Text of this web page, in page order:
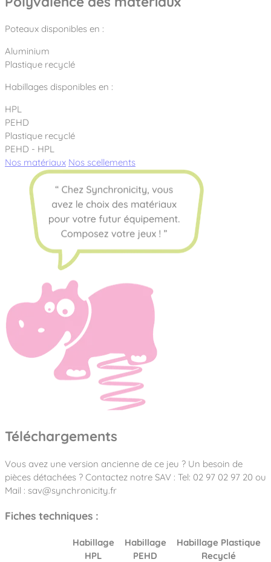
Poteaux disponibles en :
Aluminium
Plastique recyclé
Habillages disponibles en :
HPL
PEHD
Plastique recyclé
PEHD - HPL
Nos matériaux Nos scellements
Téléchargements
Vous avez une version ancienne de ce jeu ? Un besoin de
pièces détachées ? Contactez notre SAV : Tel: 02 97 02 97 20 ou
Mail : sav@synchronicity.fr
Fiches techniques :
Habillage
HPL
Habillage
PEHD
Habillage Plastique
Recyclé